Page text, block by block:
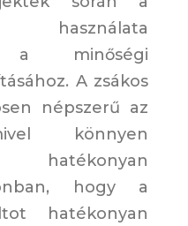
a minőségi
A zsákos
népszerű az
könnyen
hogy a
hatékonyan